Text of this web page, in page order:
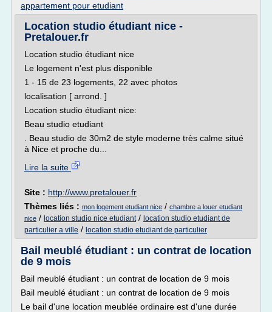
appartement pour etudiant
Location studio étudiant nice -
Pretalouer.fr
Location studio étudiant nice
Le logement n'est plus disponible
1 - 15 de 23 logements, 22 avec photos
localisation [ arrond. ]
Location studio étudiant nice:
Beau studio etudiant
. Beau studio de 30m2 de style moderne très calme situé
à Nice et proche du...
Lire la suite
Site : http://www.pretalouer.fr
Thèmes liés : mon logement etudiant nice / chambre a louer etudiant
nice / location studio nice etudiant/ location studio etudiant de
particulier a ville / location studio etudiant de particulier
Bail meublé étudiant : un contrat de location
de 9 mois
Bail meublé étudiant : un contrat de location de 9 mois
Bail meublé étudiant : un contrat de location de 9 mois
Le bail d'une location meublée ordinaire est d'une durée